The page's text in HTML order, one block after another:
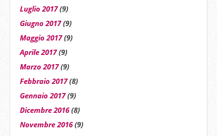
Luglio 2017(9)
Giugno 2017(9)
Maggio 2017(9)
Aprile 2017(9)
Marzo 2017(9)
Febbraio 2017(8)
Gennaio 2017(9)
Dicembre 2016(8)
Novembre 2016(9)